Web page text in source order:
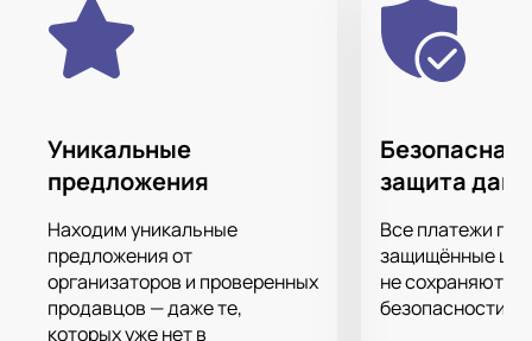
Уникальные
предложения
Находим уникальные
предложения от
организаторов и проверенных
продавцов — даже те,
которых уже нет в
Безопасная
защита
Все платежи
защищённые
не сохраняются
безопасности.